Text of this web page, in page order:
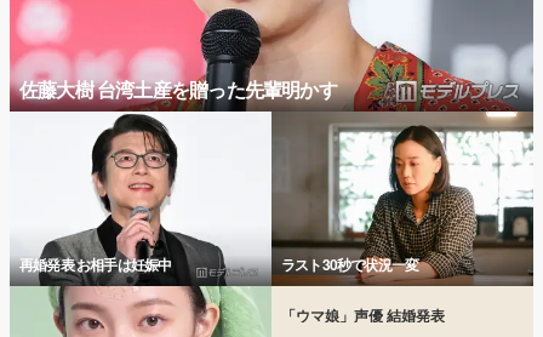
佐藤大樹 台湾土産を贈った先輩明かす
再婚発表 お相手は妊娠中 ラスト30秒で状況一変
「ウマ娘」声優 結婚発表